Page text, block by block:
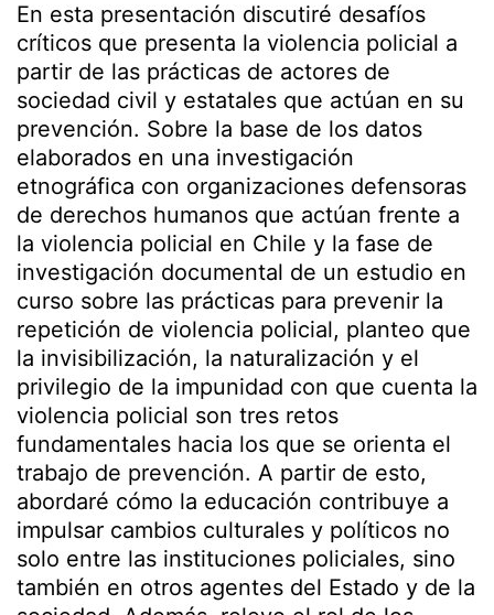
En esta presentación discutiré desafíos
críticos que presenta la violencia policial a
partir de las prácticas de actores de
sociedad civil y estatales que actúan en su
prevención. Sobre la base de los datos
elaborados en una investigación
etnográfica con organizaciones defensoras
de derechos humanos que actúan frente a
la violencia policial en Chile y la fase de
investigación documental de un estudio en
curso sobre las prácticas para prevenir la
repetición de violencia policial, planteo que
la invisibilización, la naturalización y el
privilegio de la impunidad con que cuenta la
violencia policial son tres retos
fundamentales hacia los que se orienta el
trabajo de prevención. A partir de esto,
abordaré cómo la educación contribuye a
impulsar cambios culturales y políticos no
solo entre las instituciones policiales, sino
también en otros agentes del Estado y de la